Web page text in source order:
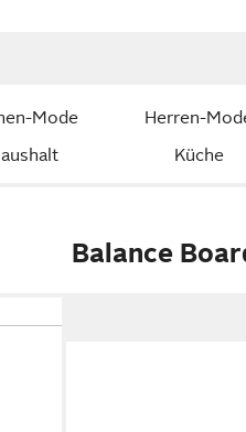
Mode Herren-
Küche
Balance